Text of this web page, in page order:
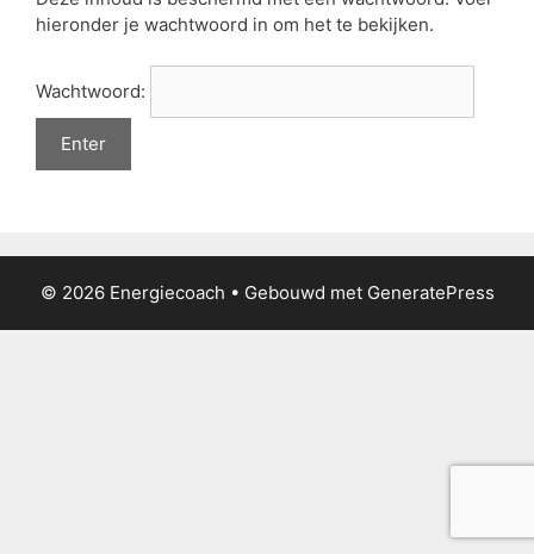
hieronder je wachtwoord in om het te bekijken.
Wachtwoord:
© 2026 Energiecoach • Gebouwd met GeneratePress